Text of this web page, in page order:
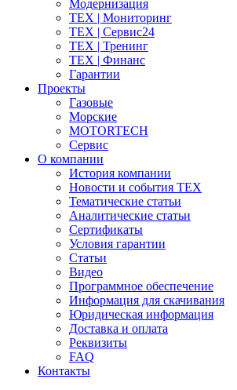
Модернизация
ТЕХ | Мониторинг
ТЕХ | Сервис24
ТЕХ | Тренинг
ТЕХ | Финанс
Гарантии
Проекты
Газовые
Морские
MOTORTECH
Сервис
О компании
История компании
Новости и события ТЕХ
Тематические статьи
Аналитические статьи
Сертификаты
Условия гарантии
Статьи
Видео
Программное обеспечение
Информация для скачивания
Юридическая информация
Доставка и оплата
Реквизиты
FAQ
Контакты